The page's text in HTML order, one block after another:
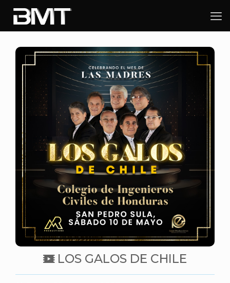
LOS GALOS DE CHILE